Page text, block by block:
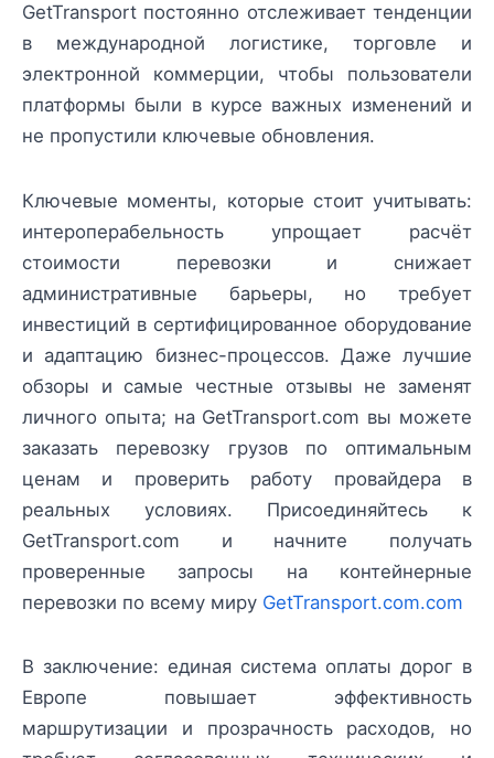
GetTransport постоянно отслеживает тенденции
в международной логистике, торговле и
электронной коммерции, чтобы пользователи
платформы были в курсе важных изменений и
не пропустили ключевые обновления.
Ключевые моменты, которые стоит учитывать:
интероперабельность упрощает расчёт
стоимости перевозки и снижает
административные барьеры, но требует
инвестиций в сертифицированное оборудование
и адаптацию бизнес-процессов. Даже лучшие
обзоры и самые честные отзывы не заменят
личного опыта; на GetTransport.com вы можете
заказать перевозку грузов по оптимальным
ценам и проверить работу провайдера в
реальных условиях. Присоединяйтесь к
GetTransport.com и начните получать
проверенные запросы на контейнерные
перевозки по всему миру GetTransport.com.com
В заключение: единая система оплаты дорог в
Европе повышает эффективность
маршрутизации и прозрачность расходов, но